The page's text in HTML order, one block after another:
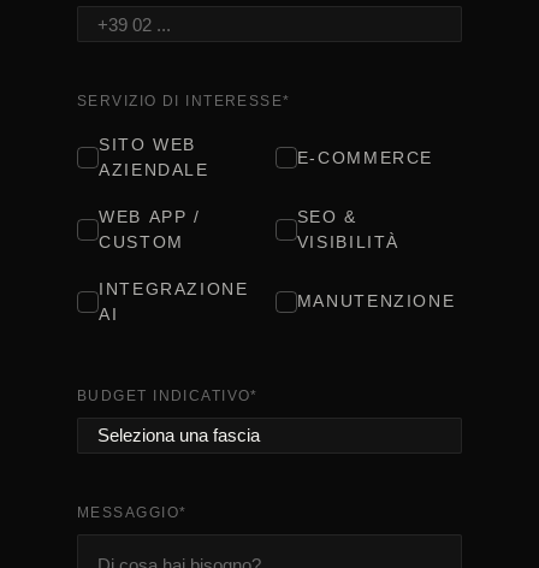
SERVIZIO DI INTERESSE*
SITO WEB
AZIENDALE
E-COMMERCE
WEB APP /
CUSTOM
SEO &
VISIBILITÀ
INTEGRAZIONE
AI
MANUTENZIONE
BUDGET INDICATIVO*
MESSAGGIO*